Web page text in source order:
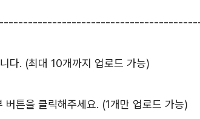
다. (최대 10개까지 업로드 가능)
튼을 클릭해주세요. (1개만 업로드 가능)